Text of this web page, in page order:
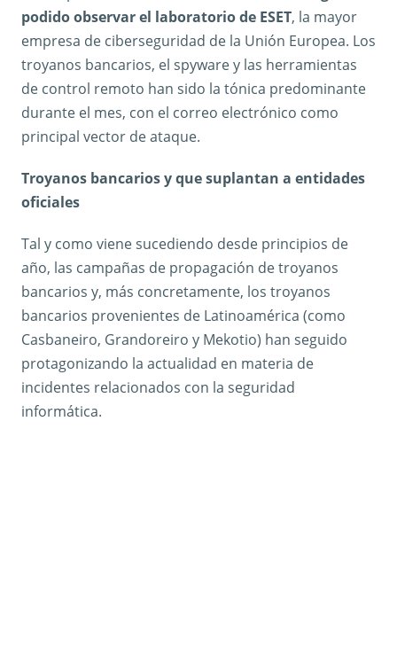
podido observar el laboratorio de ESET, la mayor
empresa de ciberseguridad de la Unión Europea. Los
troyanos bancarios, el spyware y las herramientas
de control remoto han sido la tónica predominante
durante el mes, con el correo electrónico como
principal vector de ataque.
Troyanos bancarios y que suplantan a entidades
oficiales
Tal y como viene sucediendo desde principios de
año, las campañas de propagación de troyanos
bancarios y, más concretamente, los troyanos
bancarios provenientes de Latinoamérica (como
Casbaneiro, Grandoreiro y Mekotio) han seguido
protagonizando la actualidad en materia de
incidentes relacionados con la seguridad
informática.